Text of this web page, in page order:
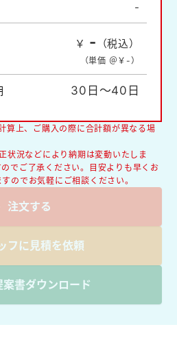
-
￥ - （税込）
（単価 ＠￥-）
30日～40日
算上、ご購入の際に合計額が異なる場
状況などにより納期は変動いたしま
でご了承ください。目安よりも早くお
のでお気軽にご相談ください。
注文する
フに見積を依頼
案書ダウンロード